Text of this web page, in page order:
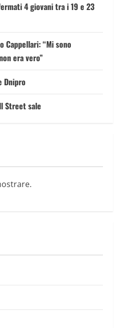
4 giovani tra i 19 e 23
Cappellari: “Mi sono
era vero”
Dnipro
Street sale